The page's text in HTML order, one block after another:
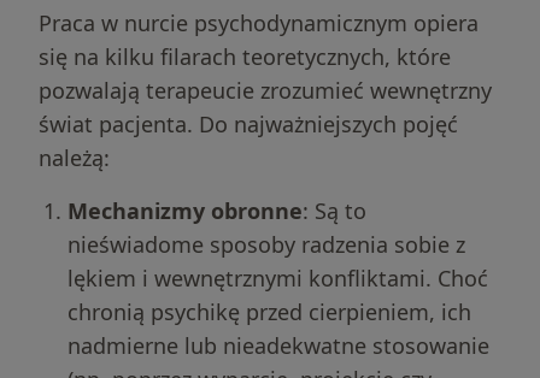
Praca w nurcie psychodynamicznym opiera
się na kilku filarach teoretycznych, które
pozwalają terapeucie zrozumieć wewnętrzny
świat pacjenta. Do najważniejszych pojęć
należą:
Mechanizmy obronne: Są to
nieświadome sposoby radzenia sobie z
lękiem i wewnętrznymi konfliktami. Choć
chronią psychikę przed cierpieniem, ich
nadmierne lub nieadekwatne stosowanie